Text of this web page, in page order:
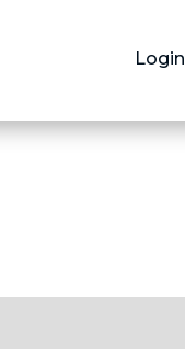
Login